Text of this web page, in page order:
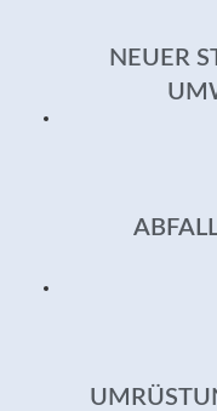
NEUER